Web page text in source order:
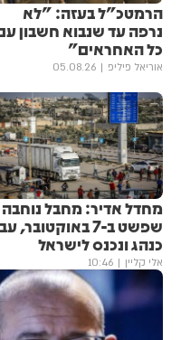
הרמטכ"ל בעזה: "לא
נרפה עד שנבוא חשבון
כל האחראים"
אוריאל פיליפ 05.08.26
מחדל אדיר: מחבל נוחבה
שפשט ב-7 באוקטובר,
כנהג ונכנס לישראל
אלי קליין 10:46